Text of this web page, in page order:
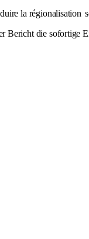
la régionalisation
Bericht die sofortige